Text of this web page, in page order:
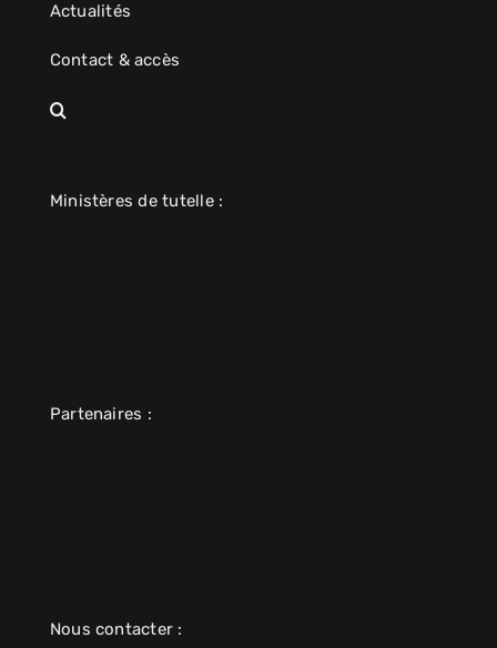
Actualités
Contact & accès
Ministères de tutelle :
Partenaires :
Nous contacter :